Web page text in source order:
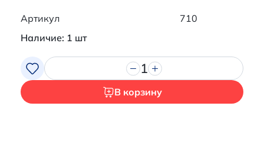
Артикул
710
Наличие: 1 шт
1
В корзину